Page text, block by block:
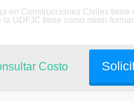
en Construcciones Civiles tiene
UDFJC tiene como misin
Costo